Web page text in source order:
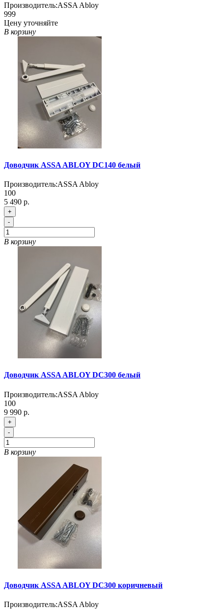
Производитель:ASSA Abloy
999
Цену уточняйте
В корзину
Доводчик ASSA ABLOY DC140 белый
Производитель:ASSA Abloy
100
5 490 р.
+
-
В корзину
Доводчик ASSA ABLOY DC300 белый
Производитель:ASSA Abloy
100
9 990 р.
+
-
В корзину
Доводчик ASSA ABLOY DC300 коричневый
Производитель:ASSA Abloy